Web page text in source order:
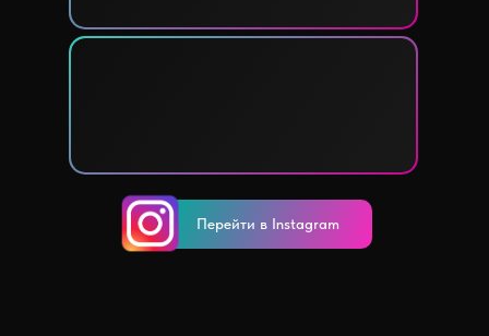
Перейти в Instagram